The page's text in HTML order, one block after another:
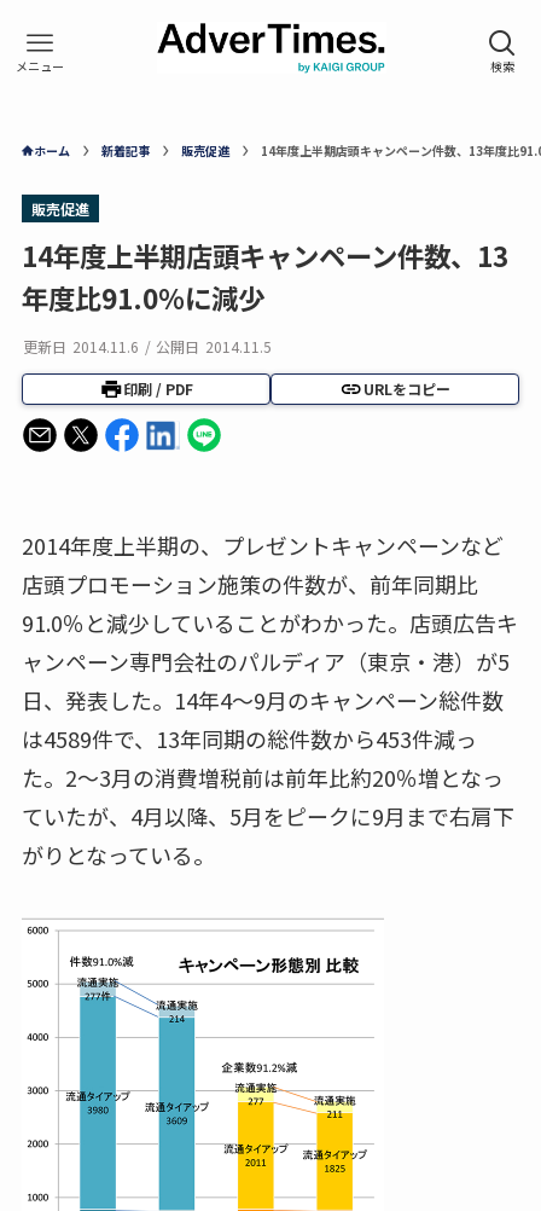
ホーム 新着記事 販売促進 14年度上半期店頭キャンペーン件数、13年度比
販売促進
14年度上半期店頭キャンペーン件数、13
年度比91.0％に減少
更新日 2014.11.6 / 公開日 2014.11.5
印刷 / PDF URLをコピー
2014年度上半期の、プレゼントキャンペーンなど
店頭プロモーション施策の件数が、前年同期比
91.0％と減少していることがわかった。店頭広告キ
ャンペーン専門会社のパルディア（東京・港）が5
日、発表した。14年4～9月のキャンペーン総件数
は4589件で、13年同期の総件数から453件減っ
た。2～3月の消費増税前は前年比約20％増となっ
ていたが、4月以降、5月をピークに9月まで右肩下
がりとなっている。